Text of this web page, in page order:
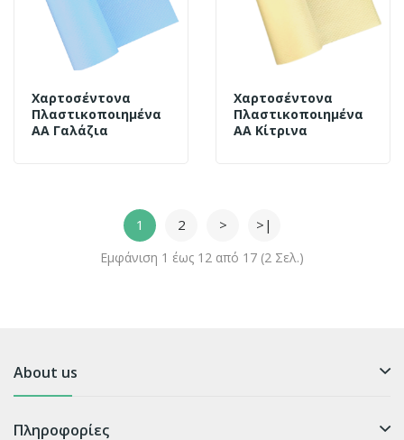
Χαρτοσέντονα
Πλαστικοποιημένα
AA Γαλάζια
Χαρτοσέντονα
Πλαστικοποιημένα
AA Κίτρινα
1 2 > >|
Εμφάνιση 1 έως 12 από 17 (2 Σελ.)
About us
Πληροφορίες